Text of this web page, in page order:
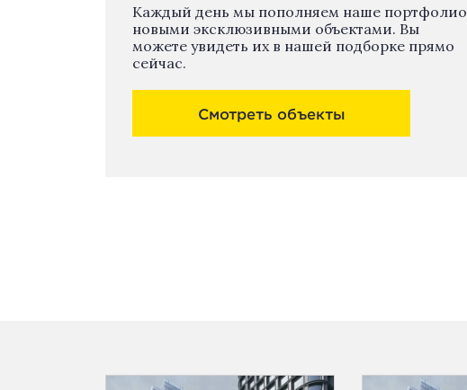
Каждый день мы пополняем наше портфолио
новыми эксклюзивными объектами. Вы
можете увидеть их в нашей подборке прямо
сейчас.
Смотреть объекты